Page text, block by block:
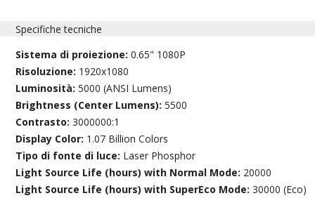
Specifiche tecniche
Sistema di proiezione:0.65" 1080P
Risoluzione: 1920x1080
Luminosità:5000 (ANSI Lumens)
Brightness (Center Lumens):5500
Contrasto:3000000:1
Display Color: 1.07 Billion Colors
Tipo di fonte di luce: Laser Phosphor
Light Source Life (hours) with Normal Mode: 20000
Light Source Life (hours) with SuperEco Mode:30000 (Eco)